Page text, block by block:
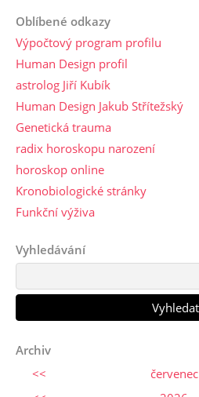
Oblíbené odkazy
Výpočtový program profilu
Human Design profil
astrolog Jiří Kubík
Human Design Jakub Střítežský
Genetická trauma
radix horoskopu narození
horoskop online
Kronobiologické stránky
Funkční výživa
Vyhledávání
Archiv
<<
červenec